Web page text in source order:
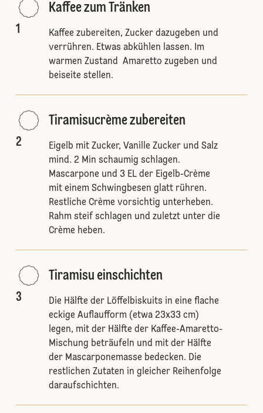
1
Kaffee zum Tränken
Kaffee zubereiten, Zucker dazugeben und
verrühren. Etwas abkühlen lassen. Im
warmen Zustand Amaretto zugeben und
beiseite stellen.
2
Tiramisucrème zubereiten
Eigelb mit Zucker, Vanille Zucker und Salz
mind. 2 Min schaumig schlagen.
Mascarpone und 3 EL der Eigelb-Crème
mit einem Schwingbesen glatt rühren.
Restliche Crème vorsichtig unterheben.
Rahm steif schlagen und zuletzt unter die
Crème heben.
3
Tiramisu einschichten
Die Hälfte der Löffelbiskuits in eine flache
eckige Auflaufform (etwa 23x33 cm)
legen, mit der Hälfte der Kaffee-Amaretto-
Mischung beträufeln und mit der Hälfte
der Mascarponemasse bedecken. Die
restlichen Zutaten in gleicher Reihenfolge
daraufschichten.